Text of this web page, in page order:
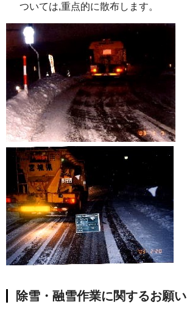
ついては,重点的に散布します。
除雪・融雪作業に関するお願い